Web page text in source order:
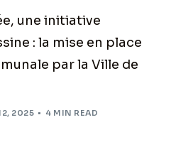
une initiative
: la mise en place
par la Ville de
2025 4 MIN READ